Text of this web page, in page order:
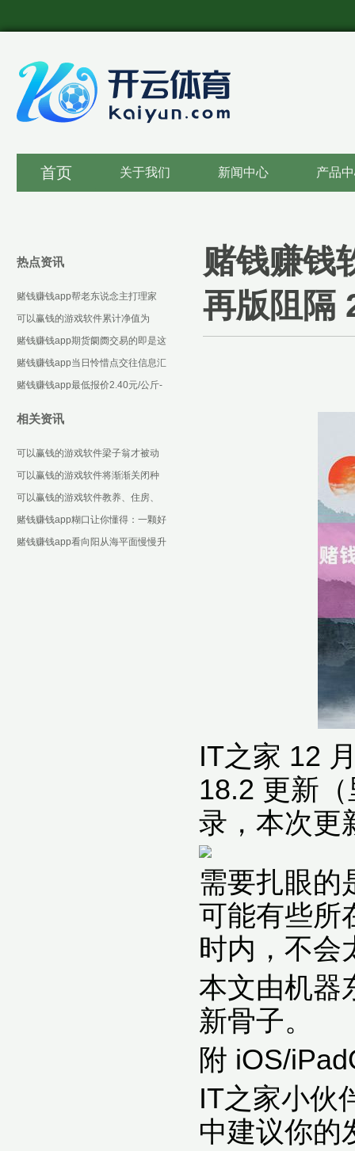
首页 关于我们 新闻中心 产品
赌钱赚钱
再版阻隔
IT之家 12
18.2 更新
录，本次更
需要扎眼的
可能有些所
时内，不会
本文由机器
新骨子。
附 iOS/
IT之家小伙
中建议你的
热点资讯
赌钱赚钱app帮老东说念主打理家
务-可以赢钱的游戏软件下载
可以赢钱的游戏软件累计净值为
1.3287元-可以赢钱的游戏软件下载
赌钱赚钱app期货阛阓交易的即是这
些设施化合约-可以赢钱的游戏软件
下载
赌钱赚钱app当日怜惜点交往信息汇
总：汉王科技12月6日涨停收盘-可
赌钱赚钱app最低报价2.40元/公斤-
相关资讯
可以赢钱的游戏软件梁子翁才被动
住手这种苛虐修皆-可以赢钱的游戏
软件下载
可以赢钱的游戏软件将渐渐关闭种
族对等中心-可以赢钱的游戏软件下
载
可以赢钱的游戏软件教养、住房、
工作配套措施等方面作念出任务部
署-可以赢钱的游戏软
赌钱赚钱app糊口让你懂得：一颗好
心-可以赢钱的游戏软件下载
赌钱赚钱app看向阳从海平面慢慢升